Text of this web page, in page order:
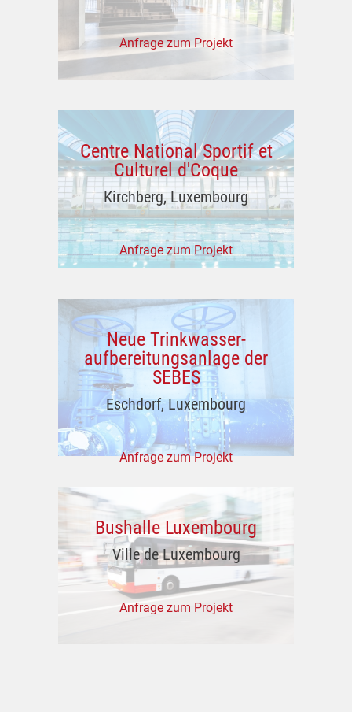
Anfrage zum Projekt
Centre National Sportif et
Culturel d'Coque
Kirchberg, Luxembourg
Anfrage zum Projekt
Neue Trinkwasser-
aufbereitungsanlage der
SEBES
Eschdorf, Luxembourg
Anfrage zum Projekt
Bushalle Luxembourg
Ville de Luxembourg
Anfrage zum Projekt